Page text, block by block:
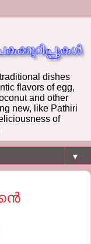
dishes
flavors of egg,
and other
new, like Pathiri
of
▼